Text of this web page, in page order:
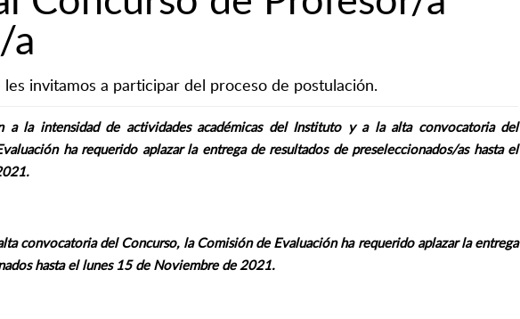
a
invitamos a participar del proceso de postulación.
a la intensidad de actividades académicas del Instituto y a la alta convocatoria del
ha requerido aplazar la entrega de resultados de preseleccionados/as hasta el
convocatoria del Concurso, la Comisión de Evaluación ha requerido aplazar la entrega
hasta el lunes 15 de Noviembre de 2021.